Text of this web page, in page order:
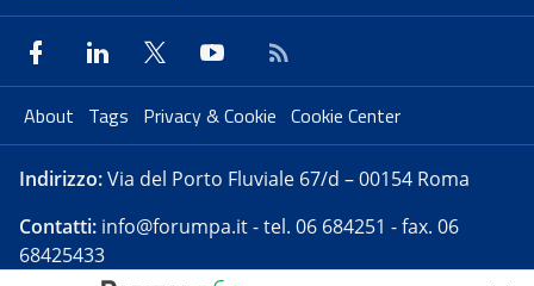
About Tags Privacy & Cookie Cookie Center
Indirizzo:Via del Porto Fluviale 67/d – 00154 Roma
Contatti: info@forumpa.it- tel. 06 684251 - fax. 06
68425433